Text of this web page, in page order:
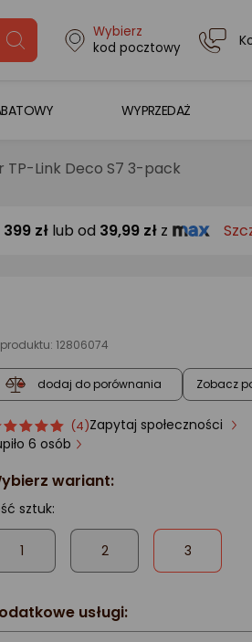
Wybierz
kod pocztowy
WYPRZEDAŻ
TP-Link Deco S7 3-pack
399 zł lub od 39,99 zł z
produktu: 12806074
dodaj do porównania Zobacz
ocena
produktu
gwiazdki
(4)Zapytaj społeczności
Kupiło 6 osób
wariant:
sztuk:
1 2 3
zaznaczone
usługi: